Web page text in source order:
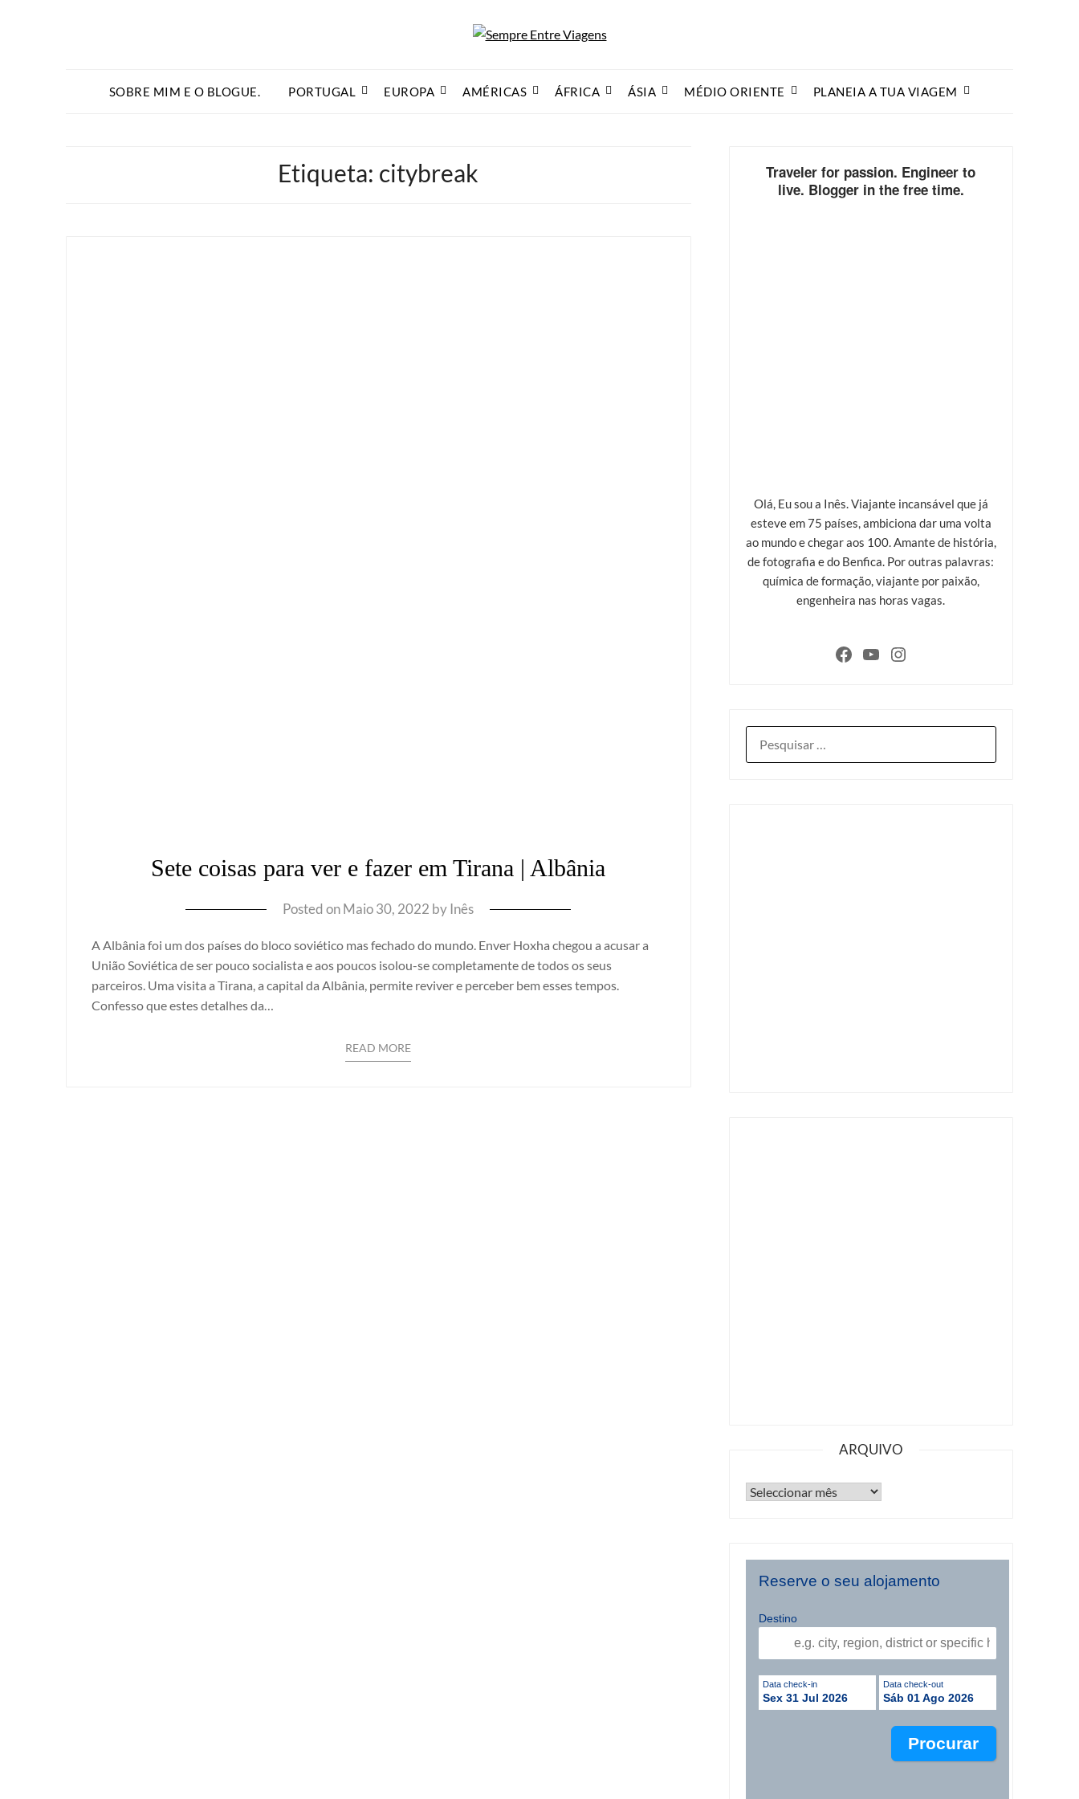
SOBRE MIM E O BLOGUE. PORTUGAL EUROPA AMÉRICAS ÁFRICA ÁSIA MÉDIO ORIENTE PLANEIA A TUA VIAGEM
Etiqueta: citybreak
Sete coisas para ver e fazer em Tirana | Albânia
Posted onMaio 30, 2022 byInês
A Albânia foi um dos países do bloco soviético mas fechado do mundo. Enver Hoxha chegou a acusar a
União Soviética de ser pouco socialista e aos poucos isolou-se completamente de todos os seus
parceiros. Uma visita a Tirana, a capital da Albânia, permite reviver e perceber bem esses tempos.
Confesso que estes detalhes da…
READ MORE
Traveler for passion. Engineer to
live. Blogger in the free time.
Olá, Eu sou a Inês. Viajante incansável que já
esteve em 75 países, ambiciona dar uma volta
ao mundo e chegar aos 100. Amante de história,
de fotografia e do Benfica. Por outras palavras:
química de formação, viajante por paixão,
engenheira nas horas vagas.
ARQUIVO
Reserve o seu alojamento
Destino
Data check-in
Sex 31 Jul 2026
Data check-out
Sáb 01 Ago 2026